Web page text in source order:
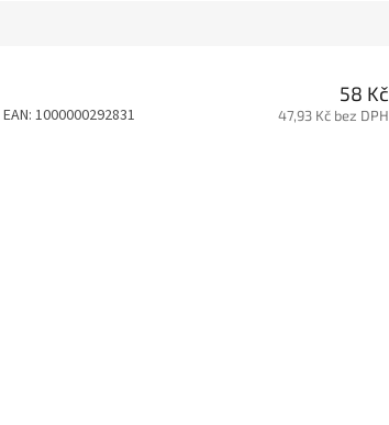
EAN: 1000000292831
58 Kč
47,93 Kč bez DPH